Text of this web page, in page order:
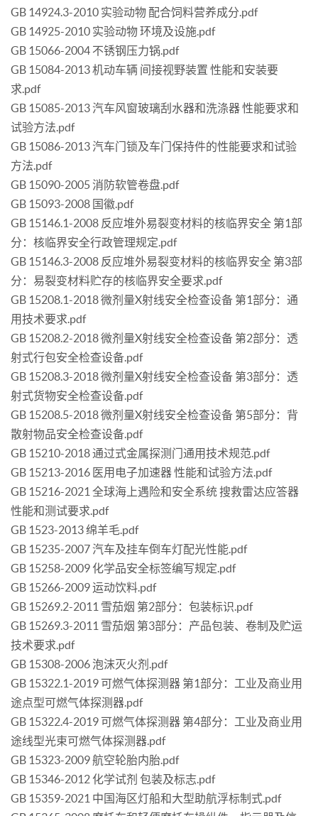
GB 14924.3-2010 实验动物 配合饲料营养成分.pdf
GB 14925-2010 实验动物 环境及设施.pdf
GB 15066-2004 不锈钢压力锅.pdf
GB 15084-2013 机动车辆 间接视野装置 性能和安装要
求.pdf
GB 15085-2013 汽车风窗玻璃刮水器和洗涤器 性能要求和
试验方法.pdf
GB 15086-2013 汽车门锁及车门保持件的性能要求和试验
方法.pdf
GB 15090-2005 消防软管卷盘.pdf
GB 15093-2008 国徽.pdf
GB 15146.1-2008 反应堆外易裂变材料的核临界安全 第1部
分：核临界安全行政管理规定.pdf
GB 15146.3-2008 反应堆外易裂变材料的核临界安全 第3部
分：易裂变材料贮存的核临界安全要求.pdf
GB 15208.1-2018 微剂量X射线安全检查设备 第1部分：通
用技术要求.pdf
GB 15208.2-2018 微剂量X射线安全检查设备 第2部分：透
射式行包安全检查设备.pdf
GB 15208.3-2018 微剂量X射线安全检查设备 第3部分：透
射式货物安全检查设备.pdf
GB 15208.5-2018 微剂量X射线安全检查设备 第5部分：背
散射物品安全检查设备.pdf
GB 15210-2018 通过式金属探测门通用技术规范.pdf
GB 15213-2016 医用电子加速器 性能和试验方法.pdf
GB 15216-2021 全球海上遇险和安全系统 搜救雷达应答器
性能和测试要求.pdf
GB 1523-2013 绵羊毛.pdf
GB 15235-2007 汽车及挂车倒车灯配光性能.pdf
GB 15258-2009 化学品安全标签编写规定.pdf
GB 15266-2009 运动饮料.pdf
GB 15269.2-2011 雪茄烟 第2部分：包装标识.pdf
GB 15269.3-2011 雪茄烟 第3部分：产品包装、卷制及贮运
技术要求.pdf
GB 15308-2006 泡沫灭火剂.pdf
GB 15322.1-2019 可燃气体探测器 第1部分：工业及商业用
途点型可燃气体探测器.pdf
GB 15322.4-2019 可燃气体探测器 第4部分：工业及商业用
途线型光束可燃气体探测器.pdf
GB 15323-2009 航空轮胎内胎.pdf
GB 15346-2012 化学试剂 包装及标志.pdf
GB 15359-2021 中国海区灯船和大型助航浮标制式.pdf